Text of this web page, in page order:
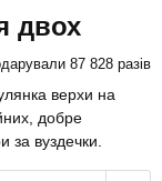
двох
87 828 разів
верхи на
добре
за вуздечки.